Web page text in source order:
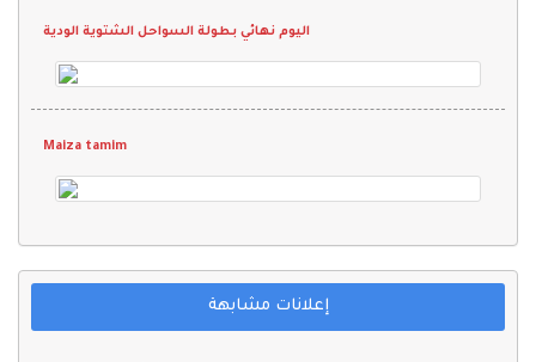
اليوم نهائي بطولة السواحل الشتوية الودية
Maiza tamim
إعلانات مشابهة